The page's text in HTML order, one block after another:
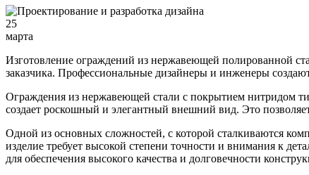
25
марта
Изготовление ограждений из нержавеющей полированной
заказчика. Профессиональные дизайнеры и инженеры
Ограждения из нержавеющей стали с покрытием нитридом
создает роскошный и элегантный внешний вид. Это
Одной из основных сложностей, с которой сталкиваются
изделие требует высокой степени точности и внимания к
для обеспечения высокого качества и долговечности